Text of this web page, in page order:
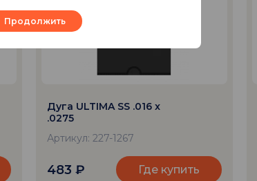
Дуга ULTIMA SS .016 x
.0275
Артикул: 227-1267
483 ₽ Где купить
Продолжить